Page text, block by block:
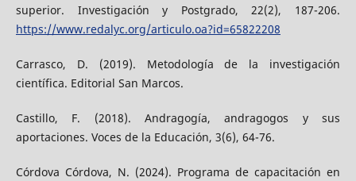
superior. Investigación y Postgrado, 22(2), 187-206.
https://www.redalyc.org/articulo.oa?id=65822208
Carrasco, D. (2019). Metodología de la investigación
científica. Editorial San Marcos.
Castillo, F. (2018). Andragogía, andragogos y sus
aportaciones. Voces de la Educación, 3(6), 64-76.
Córdova Córdova, N. (2024). Programa de capacitación en